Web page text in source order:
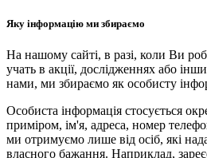
Яку інформацію ми збираємо
На нашому сайті, в разі, коли Ви
учать в акції, дослідженнях або
нами, ми збираємо як особисту
Особиста інформація стосується
приміром, ім'я, адреса, номер
ми отримуємо лише від осіб, які
власного бажання. Наприклад,